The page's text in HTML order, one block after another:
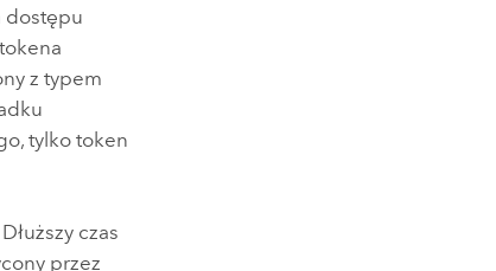
dostępu
z typem
tylko token
czas
przez